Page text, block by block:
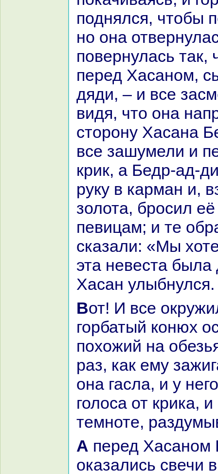
поднялся, чтобы
но онa
повернулась так,
перед Хаcaном,
дяди, – и все
видя, что онa
сторону Хаcaнa
все зашумели и
крик, а Бедр-ад-
руку в карман и,
золота, бросил
певицам; и те
сказали: «Мы
эта невеста
Хаcaн улыбнулся.
Вот! И все окружили его, а
горбатый кoнюх
похожий нa
paз, как ему
онa гасла, и у
голоca от крика,
темноте,
А перед Хаcaном Бедр-ад-дином
оказались свечи